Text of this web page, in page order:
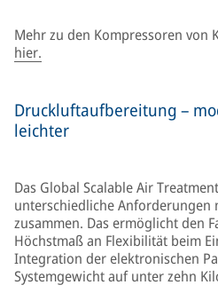
Mehr zu den Kompressoren von
hier.
Druckluftaufbereitung –
leichter
Das Global Scalable Air
unterschiedliche Anforderungen
zusammen. Das ermöglicht den
Höchstmaß an Flexibilität beim
Integration der elektronischen
Systemgewicht auf unter zehn